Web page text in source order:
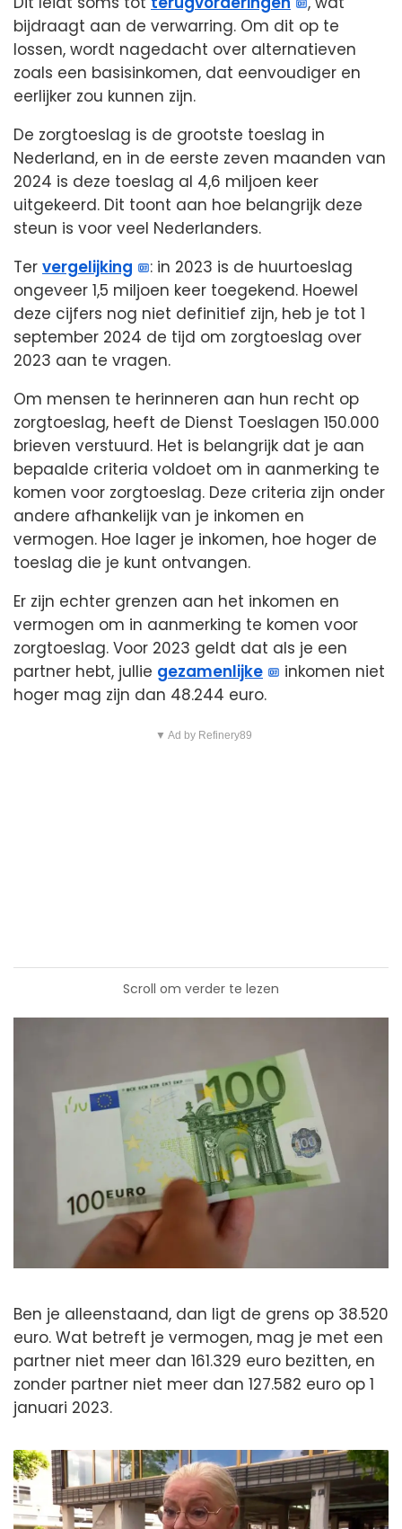
bijdraagt aan de verwarring. Om dit op te
lossen, wordt nagedacht over alternatieven
zoals een basisinkomen, dat eenvoudiger en
eerlijker zou kunnen zijn.
De zorgtoeslag is de grootste toeslag in
Nederland, en in de eerste zeven maanden van
2024 is deze toeslag al 4,6 miljoen keer
uitgekeerd. Dit toont aan hoe belangrijk deze
steun is voor veel Nederlanders.
Ter vergelijking
: in 2023 is de huurtoeslag
ongeveer 1,5 miljoen keer toegekend. Hoewel
deze cijfers nog niet definitief zijn, heb je tot 1
september 2024 de tijd om zorgtoeslag over
2023 aan te vragen.
Om mensen te herinneren aan hun recht op
zorgtoeslag, heeft de Dienst Toeslagen 150.000
brieven verstuurd. Het is belangrijk dat je aan
bepaalde criteria voldoet om in aanmerking te
komen voor zorgtoeslag. Deze criteria zijn onder
andere afhankelijk van je inkomen en
vermogen. Hoe lager je inkomen, hoe hoger de
toeslag die je kunt ontvangen.
Er zijn echter grenzen aan het inkomen en
vermogen om in aanmerking te komen voor
zorgtoeslag. Voor 2023 geldt dat als je een
partner hebt, jullie gezamenlijke
inkomen niet
hoger mag zijn dan 48.244 euro.
▼ Ad by Refinery89
Scroll om verder te lezen
Ben je alleenstaand, dan ligt de grens op 38.520
euro. Wat betreft je vermogen, mag je met een
partner niet meer dan 161.329 euro bezitten, en
zonder partner niet meer dan 127.582 euro op 1
januari 2023.